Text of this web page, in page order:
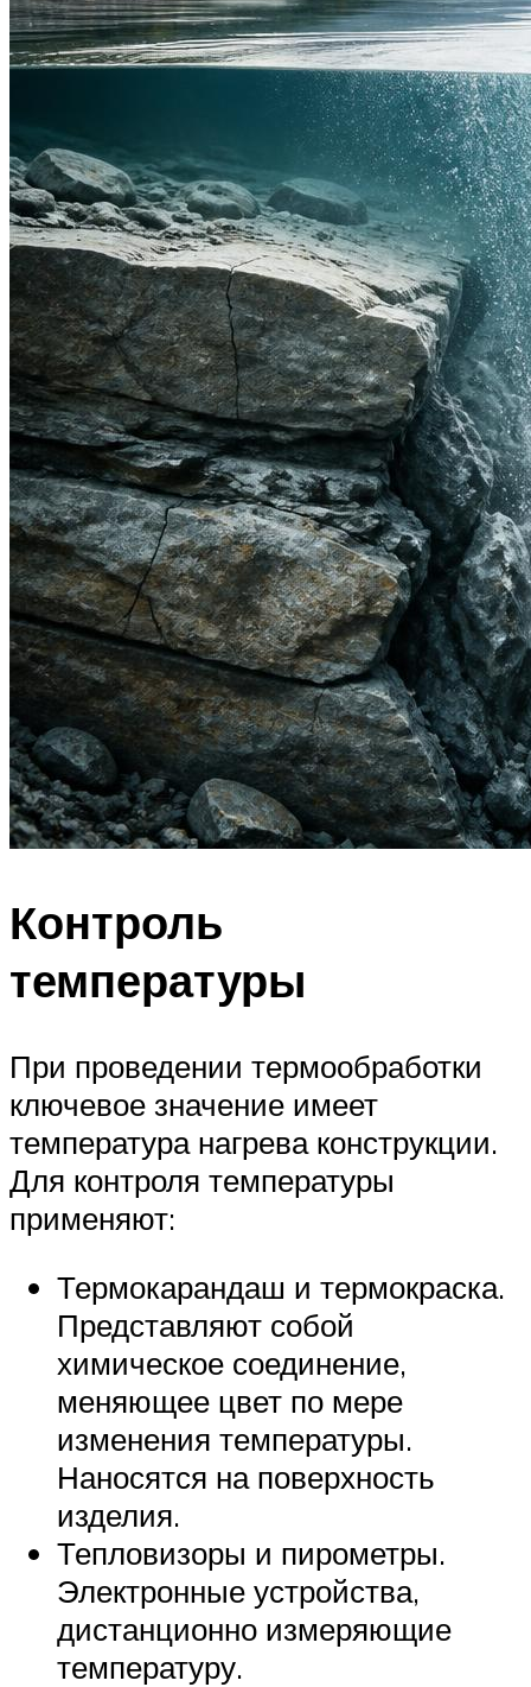
Контроль
температуры
При проведении термообработки
ключевое значение имеет
температура нагрева конструкции.
Для контроля температуры
применяют:
Термокарандаш и термокраска.
Представляют собой
химическое соединение,
меняющее цвет по мере
изменения температуры.
Наносятся на поверхность
изделия.
Тепловизоры и пирометры.
Электронные устройства,
дистанционно измеряющие
температуру.